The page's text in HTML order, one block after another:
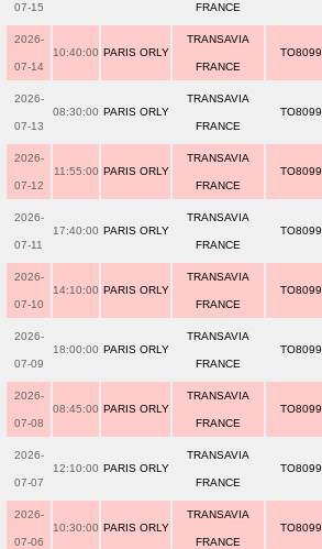
07-15 FRANCE
2026-
07-14
10:40:00 PARIS ORLY
TRANSAVIA
FRANCE
TO8099
2026-
07-13
08:30:00 PARIS ORLY
TRANSAVIA
FRANCE
TO8099
2026-
07-12
11:55:00 PARIS ORLY
TRANSAVIA
FRANCE
TO8099
2026-
07-11
17:40:00 PARIS ORLY
TRANSAVIA
FRANCE
TO8099
2026-
07-10
14:10:00 PARIS ORLY
TRANSAVIA
FRANCE
TO8099
2026-
07-09
18:00:00 PARIS ORLY
TRANSAVIA
FRANCE
TO8099
2026-
07-08
08:45:00 PARIS ORLY
TRANSAVIA
FRANCE
TO8099
2026-
07-07
12:10:00 PARIS ORLY
TRANSAVIA
FRANCE
TO8099
2026-
07-06
10:30:00 PARIS ORLY
TRANSAVIA
FRANCE
TO8099